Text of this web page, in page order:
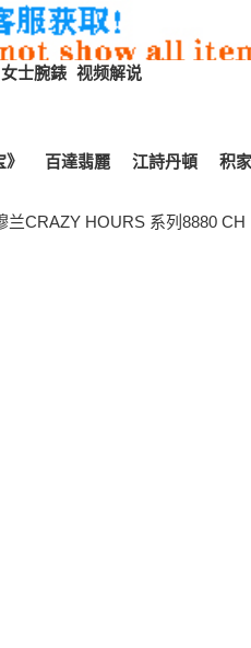
女士腕錶 视频解说
百達翡麗 江詩丹頓 积家
CRAZY HOURS 系列8880